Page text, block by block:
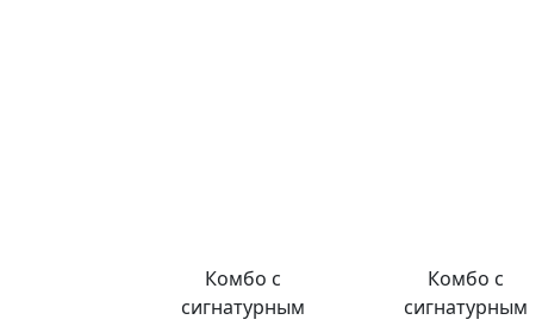
Комбо с
сигнатурным
Комбо с
сигнатурным